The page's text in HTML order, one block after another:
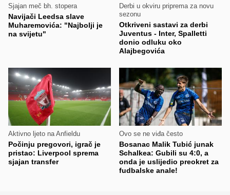
Sjajan meč bh. stopera
Navijači Leedsa slave
Muharemovića: "Najbolji je
na svijetu"
Derbi u okviru priprema za novu
sezonu
Otkriveni sastavi za derbi
Juventus - Inter, Spalletti
donio odluku oko
Alajbegovića
Aktivno ljeto na Anfieldu
Počinju pregovori, igrač je
pristao: Liverpool sprema
sjajan transfer
Ovo se ne viđa često
Bosanac Malik Tubić junak
Schalkea: Gubili su 4:0, a
onda je uslijedio preokret za
fudbalske anale!